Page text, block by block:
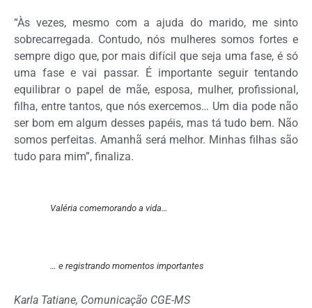
“Às vezes, mesmo com a ajuda do marido, me sinto
sobrecarregada. Contudo, nós mulheres somos fortes e
sempre digo que, por mais difícil que seja uma fase, é só
uma fase e vai passar. É importante seguir tentando
equilibrar o papel de mãe, esposa, mulher, profissional,
filha, entre tantos, que nós exercemos… Um dia pode não
ser bom em algum desses papéis, mas tá tudo bem. Não
somos perfeitas. Amanhã será melhor. Minhas filhas são
tudo para mim”, finaliza.
Valéria comemorando a vida…
… e registrando momentos importantes
Karla Tatiane, Comunicação CGE-MS